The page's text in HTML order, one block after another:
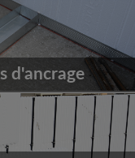
d'ancrage